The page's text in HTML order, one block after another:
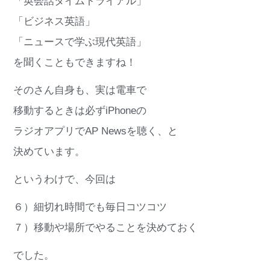
「ビジネス英語」
「ニュースで学ぶ現代英語」
を聞くこともできますね！
そのさん自身も、実は電車で
移動するときは必ずiPhoneの
ラジオアプリでAP Newsを聴く、と
決めています。
というわけで、今回は
６）細切れ時間でも毎日コツコツ
７）移動や場所でやることを決めておく
でした。